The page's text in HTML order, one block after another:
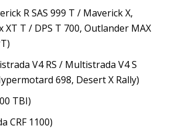
R SAS 999 T / Maverick X,
XT T / DPS T 700, Outlander MAX
V4 RS / Multistrada V4 S
698, Desert X Rally)
TBI)
CRF 1100)